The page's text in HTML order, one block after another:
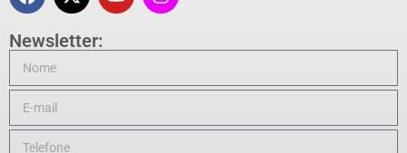
Newsletter: